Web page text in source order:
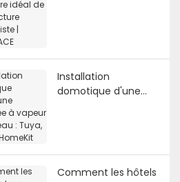
Installation
domotique d'une
Comment les hôtels